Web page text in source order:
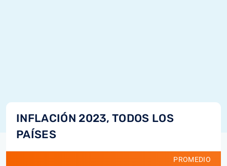
INFLACIÓN 2023, TODOS LOS
PAÍSES
PROMEDIO